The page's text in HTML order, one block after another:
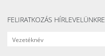
FELIRATKOZÁS HÍRLEVELÜNKRE